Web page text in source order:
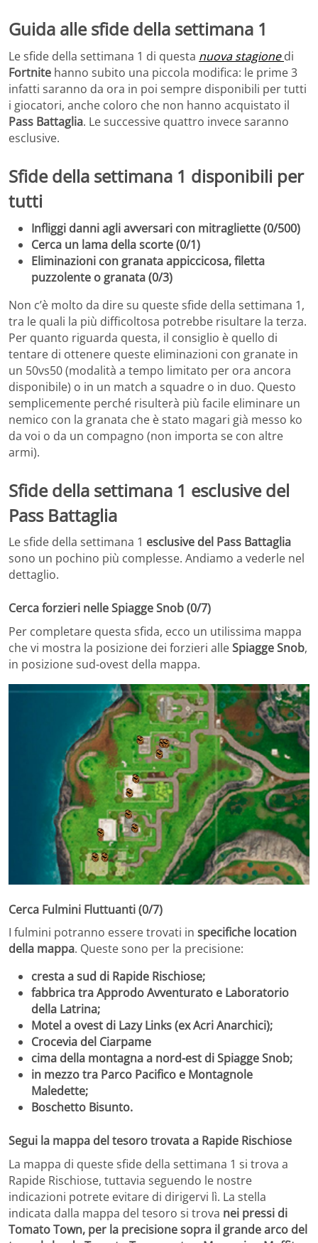
Guida alle sfide della settimana 1
Le sfide della settimana 1 di questa nuova stagionedi
Fortnite hanno subito una piccola modifica: le prime 3
infatti saranno da ora in poi sempre disponibili per tutti
i giocatori, anche coloro che non hanno acquistato il
Pass Battaglia. Le successive quattro invece saranno
esclusive.
Sfide della settimana 1 disponibili per
tutti
Infliggi danni agli avversari con mitragliette (0/500)
Cerca un lama della scorte (0/1)
Eliminazioni con granata appiccicosa, filetta
puzzolente o granata (0/3)
Non c’è molto da dire su queste sfide della settimana 1,
tra le quali la più difficoltosa potrebbe risultare la terza.
Per quanto riguarda questa, il consiglio è quello di
tentare di ottenere queste eliminazioni con granate in
un 50vs50 (modalità a tempo limitato per ora ancora
disponibile) o in un match a squadre o in duo. Questo
semplicemente perché risulterà più facile eliminare un
nemico con la granata che è stato magari già messo ko
da voi o da un compagno (non importa se con altre
armi).
Sfide della settimana 1 esclusive del
Pass Battaglia
Le sfide della settimana 1 esclusive del Pass Battaglia
sono un pochino più complesse. Andiamo a vederle nel
dettaglio.
Cerca forzieri nelle Spiagge Snob (0/7)
Per completare questa sfida, ecco un utilissima mappa
che vi mostra la posizione dei forzieri alleSpiagge Snob,
in posizione sud-ovest della mappa.
Cerca Fulmini Fluttuanti (0/7)
I fulmini potranno essere trovati in specifiche location
della mappa. Queste sono per la precisione:
cresta a sud di Rapide Rischiose;
fabbrica tra Approdo Avventurato e Laboratorio
della Latrina;
Motel a ovest di Lazy Links (ex Acri Anarchici);
Crocevia del Ciarpame
cima della montagna a nord-est di Spiagge Snob;
in mezzo tra Parco Pacifico e Montagnole
Maledette;
Boschetto Bisunto.
Segui la mappa del tesoro trovata a Rapide Rischiose
La mappa di queste sfide della settimana 1 si trova a
Rapide Rischiose, tuttavia seguendo le nostre
indicazioni potrete evitare di dirigervi lì. La stella
indicata dalla mappa del tesoro si trova nei pressi di
Tomato Town, per la precisione sopra il grande arco del